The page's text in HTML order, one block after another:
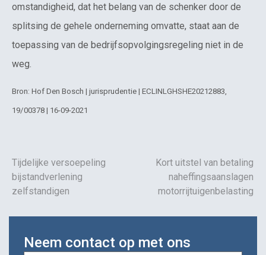
omstandigheid, dat het belang van de schenker door de
splitsing de gehele onderneming omvatte, staat aan de
toepassing van de bedrijfsopvolgingsregeling niet in de
weg.
Bron: Hof Den Bosch | jurisprudentie | ECLINLGHSHE20212883,
19/00378 | 16-09-2021
Tijdelijke versoepeling
bijstandverlening
zelfstandigen
Kort uitstel van betaling
naheffingsaanslagen
motorrijtuigenbelasting
Neem contact op met ons